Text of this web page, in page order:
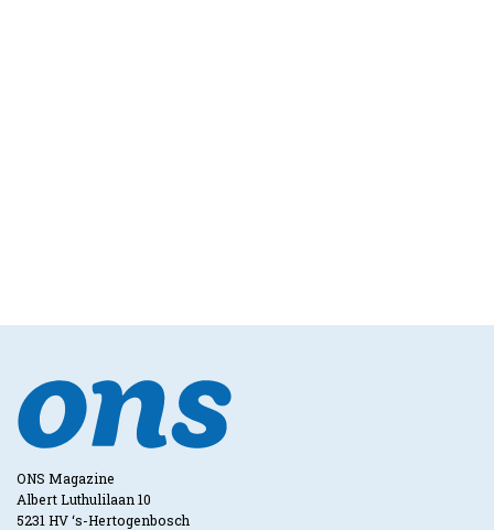
ONS Magazine
Albert Luthulilaan 10
5231 HV ‘s-Hertogenbosch